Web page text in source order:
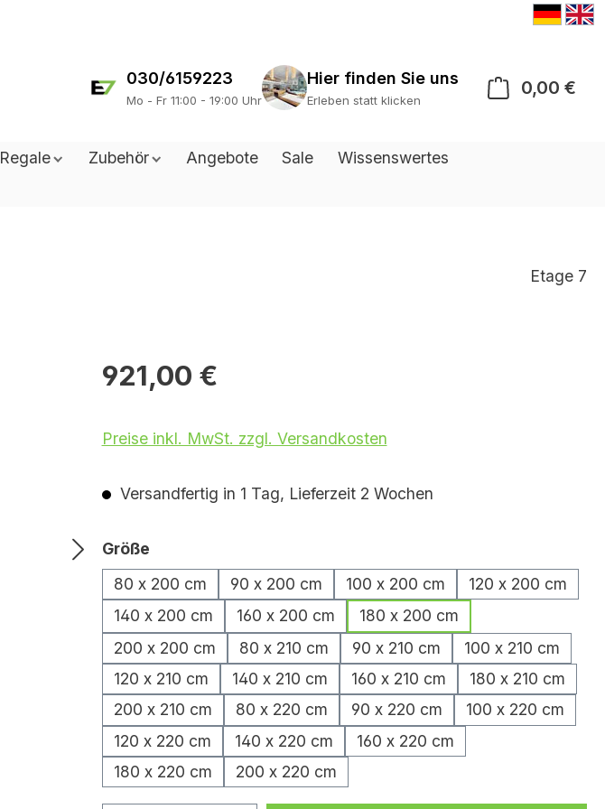
030/6159223
Mo - Fr 11:00 - 19:00 Uhr Erleben statt klicken
0,00 €
Regale Zubehör Angebote Sale
Wissenswertes
Etage 7
921,00 €
Preise inkl. MwSt. zzgl. Versandkosten
Versandfertig in 1 Tag, Lieferzeit 2 Wochen
Größeauswählen
80 x 200 cm
90 x 200 cm 100 x 200 cm
120 x 200 cm
140 x 200 cm
160 x 200 cm
180 x 200 cm
200 x 200 cm
80 x 210 cm 90 x 210 cm
100 x 210 cm
120 x 210 cm
140 x 210 cm 160 x 210 cm
180 x 210 cm
200 x 210 cm
80 x 220 cm 90 x 220 cm
100 x 220 cm
120 x 220 cm
140 x 220 cm
160 x 220 cm
180 x 220 cm
200 x 220 cm